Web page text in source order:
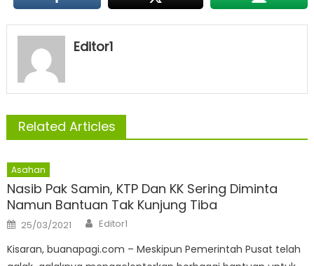
Editor1
Related Articles
Asahan
Nasib Pak Samin, KTP Dan KK Sering Diminta
Namun Bantuan Tak Kunjung Tiba
Posted
on
25/03/2021 Author
Editor1
Kisaran, buanapagi.com – Meskipun Pemerintah Pusat telah